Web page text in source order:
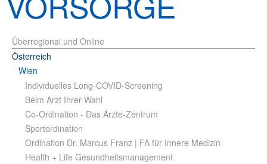
Überregional und Online
Österreich
Wien
Individuelles Long-COVID-Screening
Beim Arzt Ihrer Wahl
Co-Ordination - Das Ärzte-Zentrum
Sportordination
Ordination Dr. Marcus Franz | FA für Innere Medizin
Health + Life Gesundheitsmanagement